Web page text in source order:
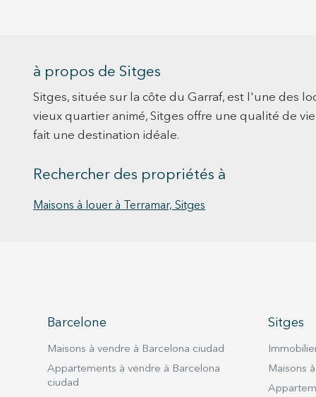
à propos de Sitges
Sitges, située sur la côte du Garraf, est l'une des
vieux quartier animé, Sitges offre une qualité de
fait une destination idéale.
Rechercher des propriétés à
Maisons à louer à Terramar, Sitges
Barcelone
Maisons à vendre à Barcelona ciudad
Appartements à vendre à Barcelona
ciudad
Sitges
Maisons